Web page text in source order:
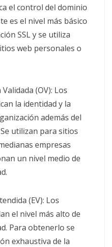
el control del dominio
es el nivel más básico
SSL y se utiliza
web personales o
(OV): Los
la identidad y la
además del
utilizan para sitios
empresas
un nivel medio de
(EV): Los
el nivel más alto de
Para obtenerlo se
exhaustiva de la